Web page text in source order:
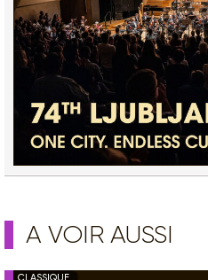
A VOIR AUSSI
CLASSIQUE